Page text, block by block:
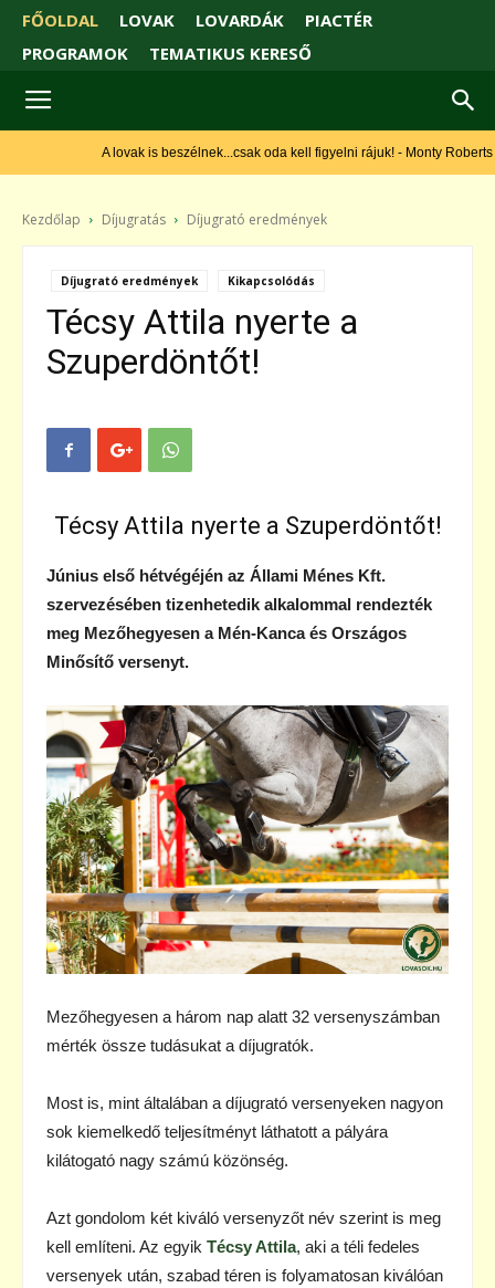
FŐOLDAL LOVAK LOVARDÁK
PIACTÉR
PROGRAMOK
TEMATIKUS KERESŐ
A lovak is beszélnek...csak oda kell figyelni rájuk! - Monty Roberts
Kezdőlap Díjugratás Díjugrató eredmények
Díjugrató eredmények Kikapcsolódás
Técsy Attila nyerte a
Szuperdöntőt!
Técsy Attila nyerte a Szuperdöntőt!
Június első hétvégéjén az Állami Ménes Kft.
szervezésében tizenhetedik alkalommal rendezték
meg Mezőhegyesen a Mén-Kanca és Országos
Minősítő versenyt.
Mezőhegyesen a három nap alatt 32 versenyszámban
mérték össze tudásukat a díjugratók.
Most is, mint általában a díjugrató versenyeken nagyon
sok kiemelkedő teljesítményt láthatott a pályára
kilátogató nagy számú közönség.
Azt gondolom két kiváló versenyzőt név szerint is meg
kell említeni. Az egyik Técsy Attila, aki a téli fedeles
versenyek után, szabad téren is folyamatosan kiválóan